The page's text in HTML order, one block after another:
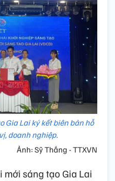
Gia Lai ký kết biên bản hỗ
doanh nghiệp.
Ảnh: Sỹ Thắng - TTXVN
mới sáng tạo Gia Lai